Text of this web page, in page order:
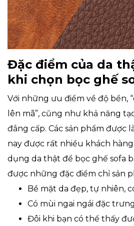
Đặc điểm của da
khi chọn bọc ghế
Với những ưu điểm về độ bền,
lên mã”, cũng như khả năng
đẳng cấp. Các sản phẩm được
nay được rất nhiều khách
dụng da thật để bọc ghế sofa
được những đặc điểm chỉ sản
Bề mặt da đẹp, tự nhiên,
Có mùi ngai ngái đặc trưng
Đôi khi bạn có thể thấy